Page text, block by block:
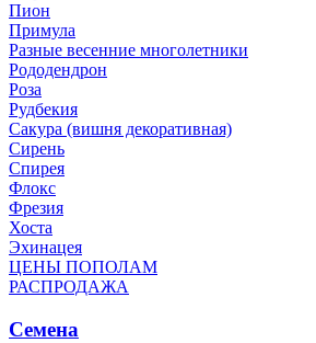
Пион
Примула
Разные весенние многолетники
Рододендрон
Роза
Рудбекия
Сакура (вишня декоративная)
Сирень
Спирея
Флокс
Фрезия
Хоста
Эхинацея
ЦЕНЫ ПОПОЛАМ
РАСПРОДАЖА
Семена